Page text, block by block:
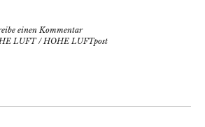
einen Kommentar
LUFT/HOHE LUFTpost